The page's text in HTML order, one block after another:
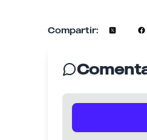
Compartir: